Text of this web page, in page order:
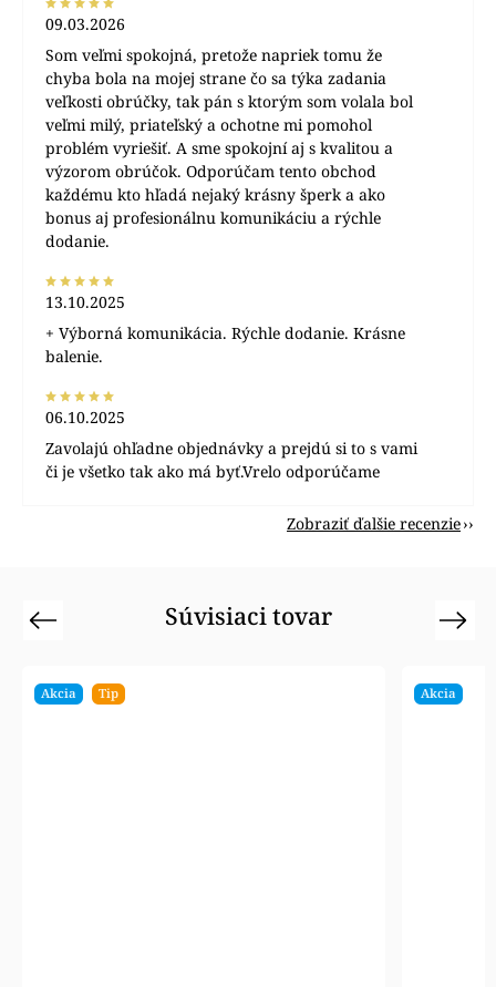
09.03.2026
Som veľmi spokojná, pretože napriek tomu že
chyba bola na mojej strane čo sa týka zadania
veľkosti obrúčky, tak pán s ktorým som volala bol
veľmi milý, priateľský a ochotne mi pomohol
problém vyriešiť. A sme spokojní aj s kvalitou a
výzorom obrúčok. Odporúčam tento obchod
každému kto hľadá nejaký krásny šperk a ako
bonus aj profesionálnu komunikáciu a rýchle
dodanie.
13.10.2025
+ Výborná komunikácia. Rýchle dodanie. Krásne
balenie.
06.10.2025
Zavolajú ohľadne objednávky a prejdú si to s vami
či je všetko tak ako má byť.Vrelo odporúčame
Zobraziť ďalšie recenzie
Súvisiaci tovar
Previous
Akcia Tip Akcia
Next